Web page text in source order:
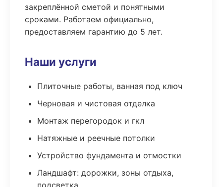
закреплённой сметой и понятными
сроками. Работаем официально,
предоставляем гарантию до 5 лет.
Наши услуги
Плиточные работы, ванная под ключ
Черновая и чистовая отделка
Монтаж перегородок и гкл
Натяжные и реечные потолки
Устройство фундамента и отмостки
Ландшафт: дорожки, зоны отдыха,
подсветка